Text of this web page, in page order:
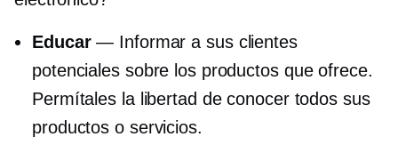
Educar— Informar a sus clientes
potenciales sobre los productos que ofrece.
Permítales la libertad de conocer todos sus
productos o servicios.